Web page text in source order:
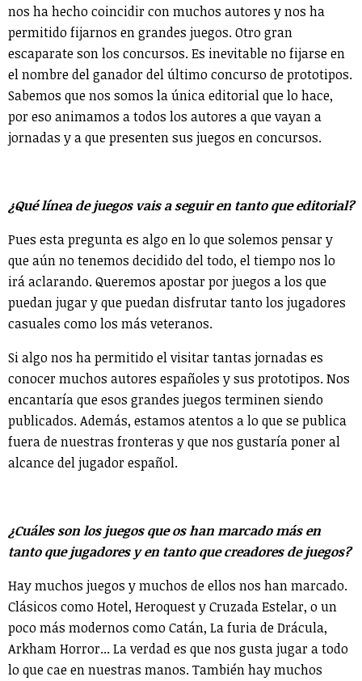
nos ha hecho coincidir con muchos autores y nos ha
permitido fijarnos en grandes juegos. Otro gran
escaparate son los concursos. Es inevitable no fijarse en
el nombre del ganador del último concurso de prototipos.
Sabemos que nos somos la única editorial que lo hace,
por eso animamos a todos los autores a que vayan a
jornadas y a que presenten sus juegos en concursos.
¿Qué línea de juegos vais a seguir en tanto que editorial?
Pues esta pregunta es algo en lo que solemos pensar y
que aún no tenemos decidido del todo, el tiempo nos lo
irá aclarando. Queremos apostar por juegos a los que
puedan jugar y que puedan disfrutar tanto los jugadores
casuales como los más veteranos.
Si algo nos ha permitido el visitar tantas jornadas es
conocer muchos autores españoles y sus prototipos. Nos
encantaría que esos grandes juegos terminen siendo
publicados. Además, estamos atentos a lo que se publica
fuera de nuestras fronteras y que nos gustaría poner al
alcance del jugador español.
¿Cuáles son los juegos que os han marcado más en
tanto que jugadores y en tanto que creadores de juegos?
Hay muchos juegos y muchos de ellos nos han marcado.
Clásicos como Hotel, Heroquest y Cruzada Estelar, o un
poco más modernos como Catán, La furia de Drácula,
Arkham Horror... La verdad es que nos gusta jugar a todo
lo que cae en nuestras manos. También hay muchos